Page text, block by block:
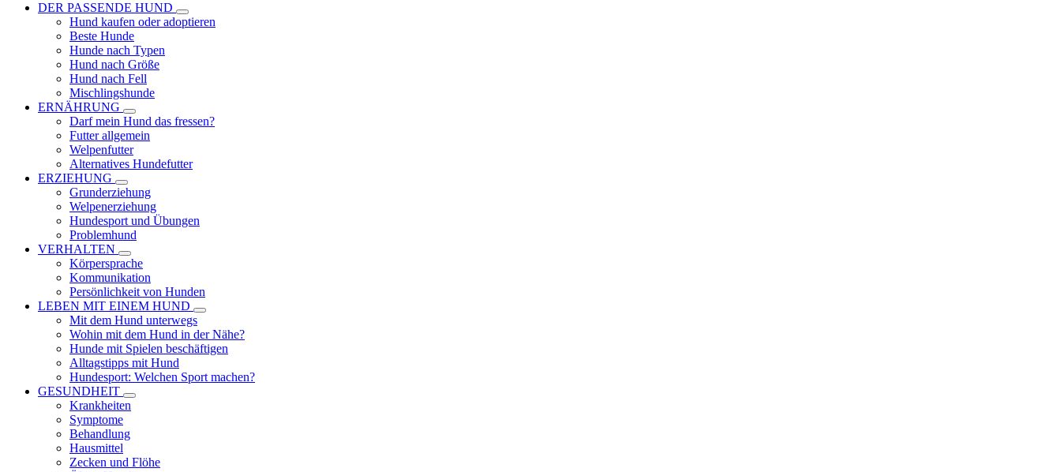
DER PASSENDE HUND
Hund kaufen oder adoptieren
Beste Hunde
Hunde nach Typen
Hund nach Größe
Hund nach Fell
Mischlingshunde
ERNÄHRUNG
Darf mein Hund das fressen?
Futter allgemein
Welpenfutter
Alternatives Hundefutter
ERZIEHUNG
Grunderziehung
Welpenerziehung
Hundesport und Übungen
Problemhund
VERHALTEN
Körpersprache
Kommunikation
Persönlichkeit von Hunden
LEBEN MIT EINEM HUND
Mit dem Hund unterwegs
Wohin mit dem Hund in der Nähe?
Hunde mit Spielen beschäftigen
Alltagstipps mit Hund
Hundesport: Welchen Sport machen?
GESUNDHEIT
Krankheiten
Symptome
Behandlung
Hausmittel
Zecken und Flöhe